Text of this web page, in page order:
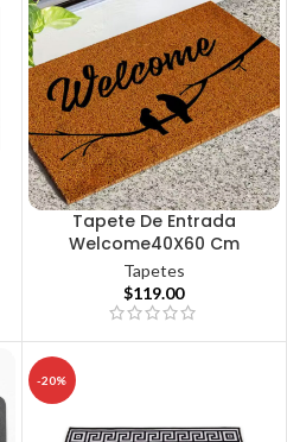
Tapete De Entrada
Welcome40X60 Cm
Tapetes
$119.00
-20%